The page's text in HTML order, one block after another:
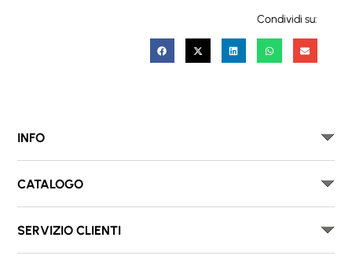
Condividi su:
INFO
CATALOGO
SERVIZIO CLIENTI